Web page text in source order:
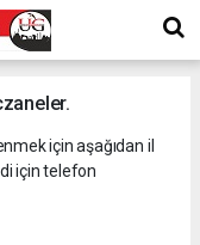
için aşağıdan il
için telefon